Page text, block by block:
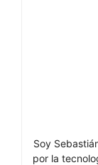
Soy
por la